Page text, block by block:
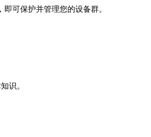
可保护并管理您的设备群。
识。